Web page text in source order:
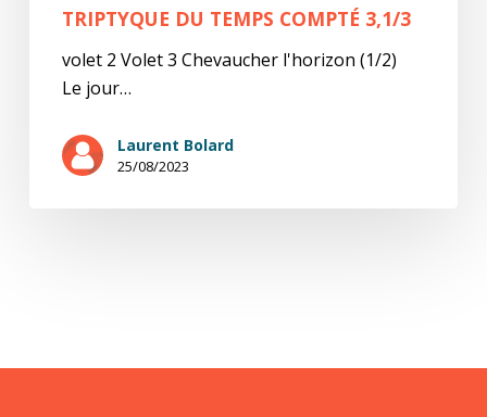
TRIPTYQUE DU TEMPS COMPTÉ 3,1/3
volet 2 Volet 3 Chevaucher l'horizon (1/2)
Le jour…
Laurent Bolard
25/08/2023